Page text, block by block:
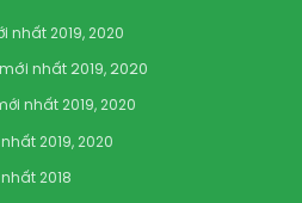
nhất 2019, 2020
nhất 2019, 2020
nhất 2019, 2020
2019, 2020
2018